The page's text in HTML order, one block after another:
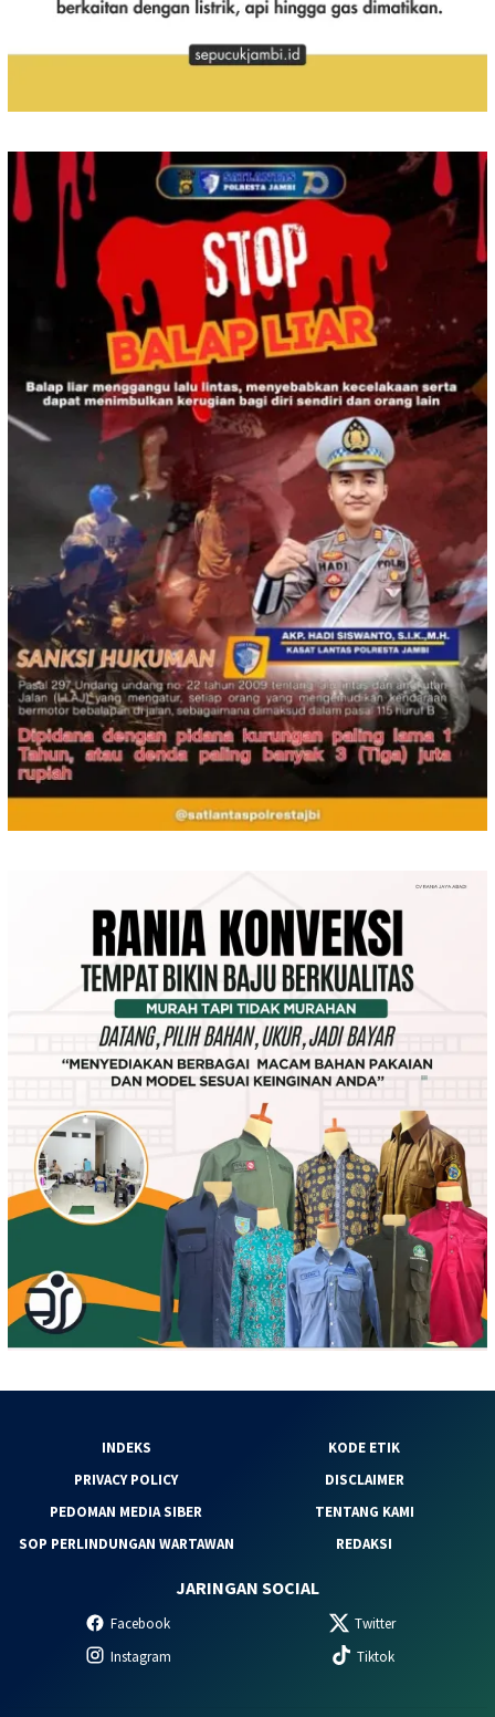
INDEKS
KODE ETIK
PRIVACY POLICY
DISCLAIMER
PEDOMAN MEDIA SIBER
TENTANG KAMI
SOP PERLINDUNGAN WARTAWAN
REDAKSI
JARINGAN SOCIAL
Facebook
Twitter
Instagram
Tiktok